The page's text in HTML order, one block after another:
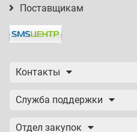
Поставщикам
Контакты
Служба поддержки
Отдел закупок